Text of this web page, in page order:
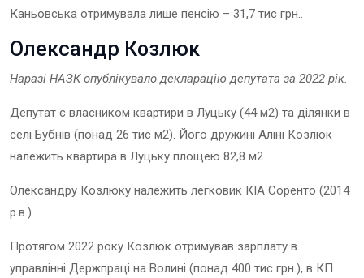
Каньовська отримувала лише пенсію – 31,7 тис грн..
Олександр Козлюк
Наразі НАЗК опублікувало декларацію депутата за 2022 рік.
Депутат є власником квартири в Луцьку (44 м2) та ділянки в
селі Бубнів (понад 26 тис м2). Його дружині Аліні Козлюк
належить квартира в Луцьку площею 82,8 м2.
Олександру Козлюку належить легковик КІА Соренто (2014
р.в.)
Протягом 2022 року Козлюк отримував зарплату в
управлінні Держпраці на Волині (понад 400 тис грн.), в КП